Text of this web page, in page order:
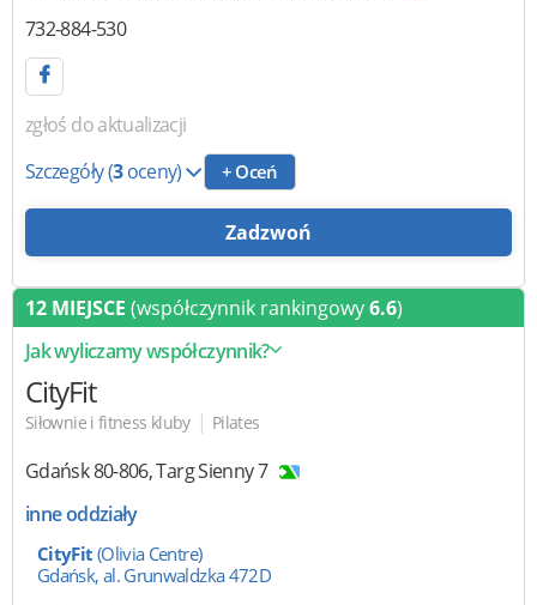
732-884-530
zgłoś do aktualizacji
Szczegóły(3oceny) + Oceń
Zadzwoń
12 MIEJSCE (współczynnik rankingowy6.6)
Jak wyliczamy współczynnik?
CityFit
Siłownie i fitness kluby | Pilates
Gdańsk80-806,Targ Sienny 7
inne oddziały
CityFit (Olivia Centre)
Gdańsk, al. Grunwaldzka 472D